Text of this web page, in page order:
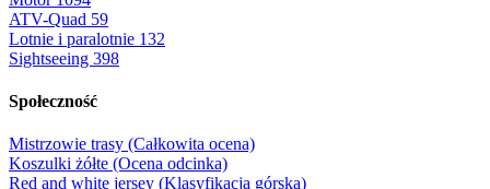
ATV-Quad 59
Lotnie i paralotnie 132
Sightseeing 398
Społeczność
Mistrzowie trasy (Całkowita ocena)
Koszulki żółte (Ocena odcinka)
Red and white jersey (Klasyfikacja górska)